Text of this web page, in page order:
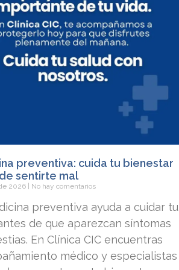
preventiva: cuida tu bienestar
sentirte mal
2026 No hay comentarios
preventiva ayuda a cuidar tu
de que aparezcan síntomas
En Clínica CIC encuentras
médico y especialistas